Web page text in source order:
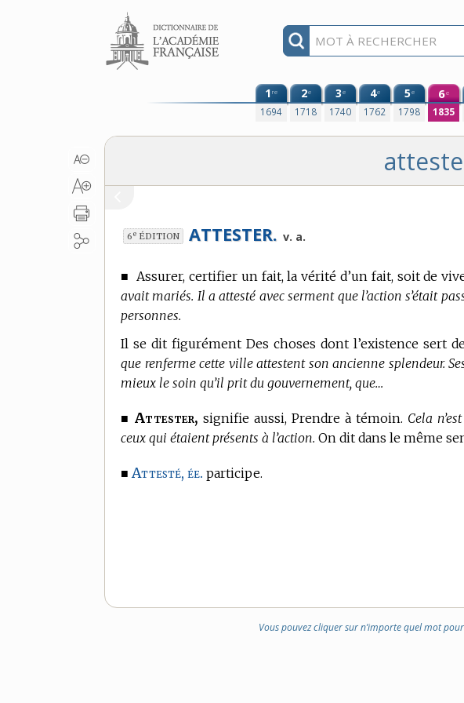
Aller au contenu
1re
1694
2e
1718
3e
1740
4e
1762
5e
1798
6e
1835
6e ÉDITION ATTESTER. v. a.
■ Assurer, certifier un fait, la vérité d’un fait, soit de
avait mariés. Il a attesté avec serment que l’action s’était
personnes.
Il se dit figurément Des choses dont l’existence sert
que renferme cette ville attestent son ancienne splendeur.
mieux le soin qu’il prit du gouvernement, que…
■ Attester, signifie aussi, Prendre à témoin. Cela
ceux qui étaient présents à l’action. On dit dans le même
■ Attesté, ée. participe.
Vous pouvez cliquer sur n’importe quel mot